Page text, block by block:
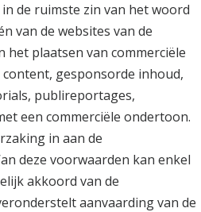
de ruimste zin van het woord
van de websites van de
plaatsen van commerciële
gesponsorde inhoud,
publireportages,
een commerciële ondertoon.
in aan de
deze voorwaarden kan enkel
akkoord van de
aanvaarding van de